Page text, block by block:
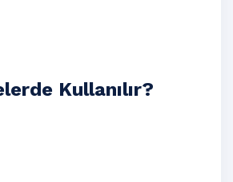
Kullanılır?